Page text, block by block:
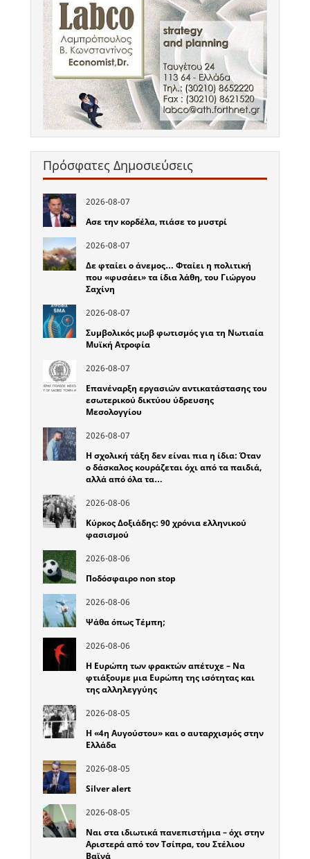
Πρόσφατες Δημοσιεύσεις
2026-08-07
Ασε την κορδέλα, πιάσε το μυστρί
2026-08-07
Δε φταίει ο άνεμος… Φταίει η πολιτική
που «φυσάει» τα ίδια λάθη, του Γιώργου
Σαχίνη
2026-08-07
Συμβολικός μωβ φωτισμός για τη Νωτιαία
Μυϊκή Ατροφία
2026-08-07
Επανέναρξη εργασιών αντικατάστασης του
εσωτερικού δικτύου ύδρευσης
Μεσολογγίου
2026-08-07
Η σχολική τάξη δεν είναι πια η ίδια: Όταν
ο δάσκαλος κουράζεται όχι από τα παιδιά,
αλλά από όλα τα…
2026-08-06
Κύρκος Δοξιάδης: 90 χρόνια ελληνικού
φασισμού
2026-08-06
Ποδόσφαιρο non stop
2026-08-06
Ψάθα όπως Τέμπη;
2026-08-06
Η Ευρώπη των φρακτών απέτυχε – Να
φτιάξουμε μια Ευρώπη της ισότητας και
της αλληλεγγύης
2026-08-05
Η «4η Αυγούστου» και ο αυταρχισμός στην
Ελλάδα
2026-08-05
Silver alert
2026-08-05
Ναι στα ιδιωτικά πανεπιστήμια – όχι στην
Αριστερά από τον Τσίπρα, του Στέλιου
Βαϊνά